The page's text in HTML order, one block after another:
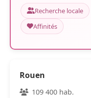
Recherche locale
Affinités
Rouen
109 400 hab.